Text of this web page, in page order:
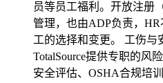
员等员工福利。开放注册
管理，也由ADP负责，
工的选择和变更。 工伤与
TotalSource提供专职的风
安全评估、OSHA合规培